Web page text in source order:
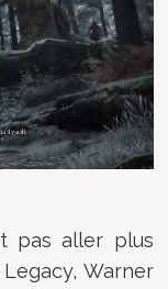
pas aller plus
Warner